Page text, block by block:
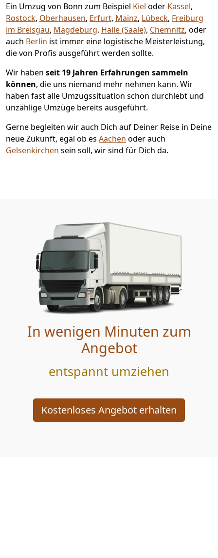
Ein Umzug von Bonn zum Beispiel Kiel oder Kassel,
Rostock, Oberhausen, Erfurt, Mainz, Lübeck, Freiburg
im Breisgau, Magdeburg, Halle (Saale), Chemnitz, oder
auch Berlin ist immer eine logistische Meisterleistung,
die von Profis ausgeführt werden sollte.
Wir haben seit 19 Jahren Erfahrungen sammeln
können, die uns niemand mehr nehmen kann. Wir
haben fast alle Umzugssituation schon durchlebt und
unzählige Umzüge bereits ausgeführt.
Gerne begleiten wir auch Dich auf Deiner Reise in Deine
neue Zukunft, egal ob es Aachen oder auch
Gelsenkirchen sein soll, wir sind für Dich da.
In wenigen Minuten zum
Angebot
entspannt umziehen
Kostenloses Angebot erhalten